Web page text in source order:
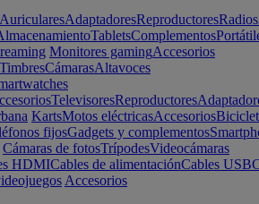
AuricularesAdaptadoresReproductoresRadios
TabletsComplementos
Monitores gamingAccesorios
TimbresCámarasAltavoces
TelevisoresReproductores
KartsMotos eléctricasAccesorios
fijosGadgets y complementos
Cámaras de fotosTrípodesVideocámaras
HDMICables de alimentaciónCables USB
Accesorios